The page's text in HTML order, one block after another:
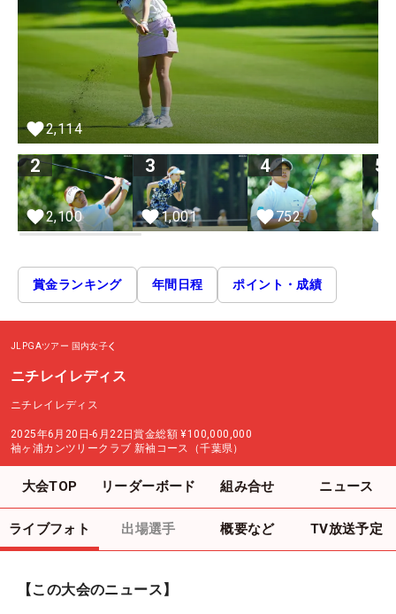
2,114
2
2,100
3
1,001
4
752
5
賞金ランキング 年間日程 ポイント・成績
JLPGAツアー 国内女子
ニチレイレディス
ニチレイレディス
2025年6月20日-6月22日賞金総額 ¥100,000,000
袖ヶ浦カンツリークラブ 新袖コース（千葉県）
大会TOP リーダーボード 組み合せ ニュース
ライブフォト 出場選手 概要など TV放送予定
【この大会のニュース】